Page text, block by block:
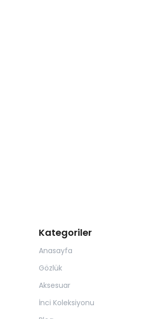
Kategoriler
Anasayfa
Gözlük
Aksesuar
İnci Koleksiyonu